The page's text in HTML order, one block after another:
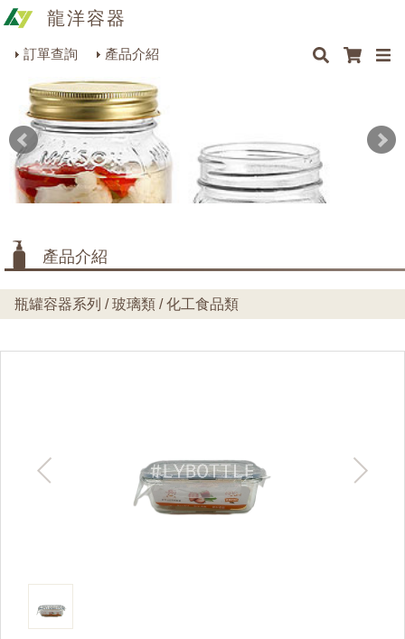
龍洋容器
訂單查詢
產品介紹
商品搜尋
烘焙器皿系列
餐飲器具系列
生活雜貨系列
美容用品系列
最新消息 聯絡我們
產品介紹
瓶罐容器系列 / 玻璃類 / 化工食品類